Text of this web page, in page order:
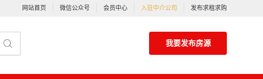
网站首页 微信公众号 会员中心 入驻中介公司 发布求租求购
我要发布房源